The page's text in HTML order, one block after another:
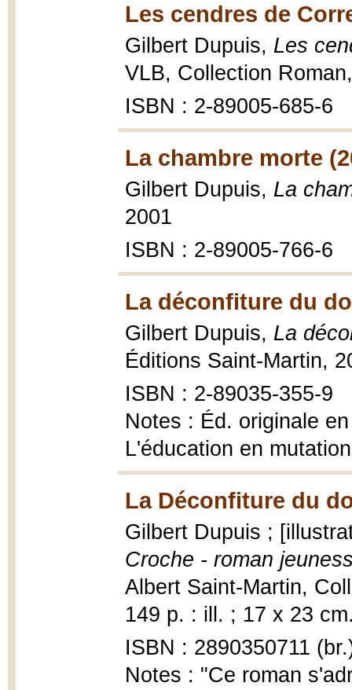
Les cendres de
Gilbert Dupuis, Les
VLB, Collection
ISBN : 2-89005-685-6
La chambre morte
Gilbert Dupuis, La
2001
ISBN : 2-89005-766-6
La déconfiture du
Gilbert Dupuis, La
Éditions Saint-Martin,
ISBN : 2-89035-355-9
Notes : Éd. originale
L'éducation en
La Déconfiture du
Gilbert Dupuis ;
Croche - roman
Albert Saint-Martin,
149 p. : ill. ; 17 x 23
ISBN : 2890350711
Notes : "Ce roman